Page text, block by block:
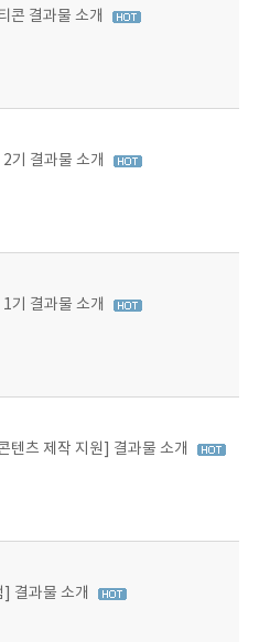
콘 결과물 소개
기 결과물 소개
기 결과물 소개
텐츠 제작 지원] 결과물 소개
결과물 소개